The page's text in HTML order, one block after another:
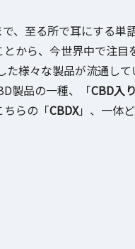
、至る所で耳にする単
から、今世界中で注
様々な製品が流通して
製品の一種、「CBD入
らの「CBDX」、一体